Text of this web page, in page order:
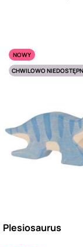
NOWY
CHWILOWO
Plesiosaurus